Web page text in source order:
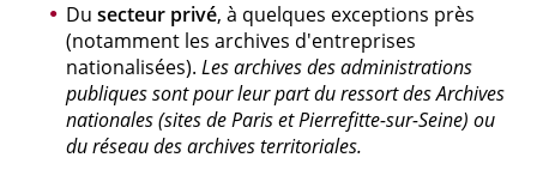
Du secteur privé, à quelques exceptions près
(notamment les archives d'entreprises
nationalisées). Les archives des administrations
publiques sont pour leur part du ressort des Archives
nationales (sites de Paris et Pierrefitte-sur-Seine) ou
du réseau des archives territoriales.